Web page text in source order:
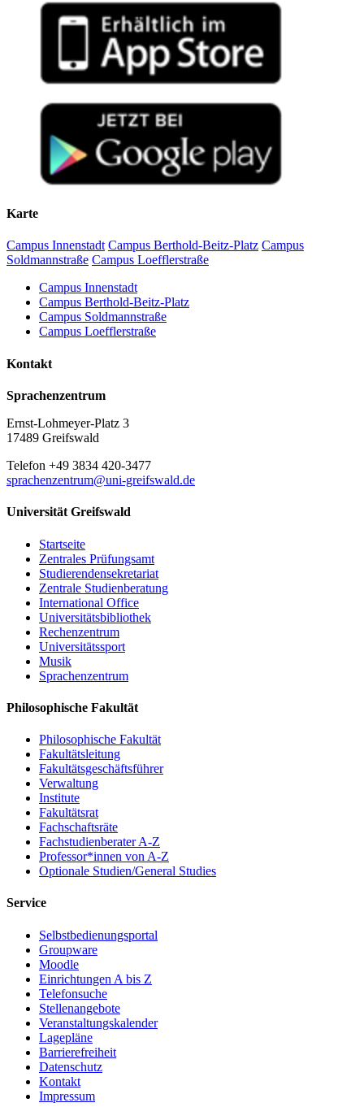
Karte
Campus Innenstadt Campus Berthold-Beitz-Platz Campus
Soldmannstraße Campus Loefflerstraße
Campus Innenstadt
Campus Berthold-Beitz-Platz
Campus Soldmannstraße
Campus Loefflerstraße
Kontakt
Sprachenzentrum
Ernst-Lohmeyer-Platz 3
17489 Greifswald
Telefon +49 3834 420-3477
sprachenzentrum@uni-greifswald.de
Universität Greifswald
Startseite
Zentrales Prüfungsamt
Studierendensekretariat
Zentrale Studienberatung
International Office
Universitätsbibliothek
Rechenzentrum
Universitätssport
Musik
Sprachenzentrum
Philosophische Fakultät
Philosophische Fakultät
Fakultätsleitung
Fakultätsgeschäftsführer
Verwaltung
Institute
Fakultätsrat
Fachschaftsräte
Fachstudienberater A-Z
Professor*innen von A-Z
Optionale Studien/General Studies
Service
Selbstbedienungsportal
Groupware
Moodle
Einrichtungen A bis Z
Telefonsuche
Stellenangebote
Veranstaltungskalender
Lagepläne
Barrierefreiheit
Datenschutz
Kontakt
Impressum